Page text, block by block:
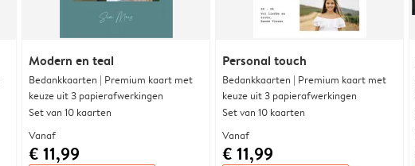
Modern en teal
Bedankkaarten | Premium kaart met
keuze uit 3 papierafwerkingen
Set van 10 kaarten
Vanaf
€ 11,99
Personal touch
Bedankkaarten | Premium kaart met
keuze uit 3 papierafwerkingen
Set van 10 kaarten
Vanaf
€ 11,99